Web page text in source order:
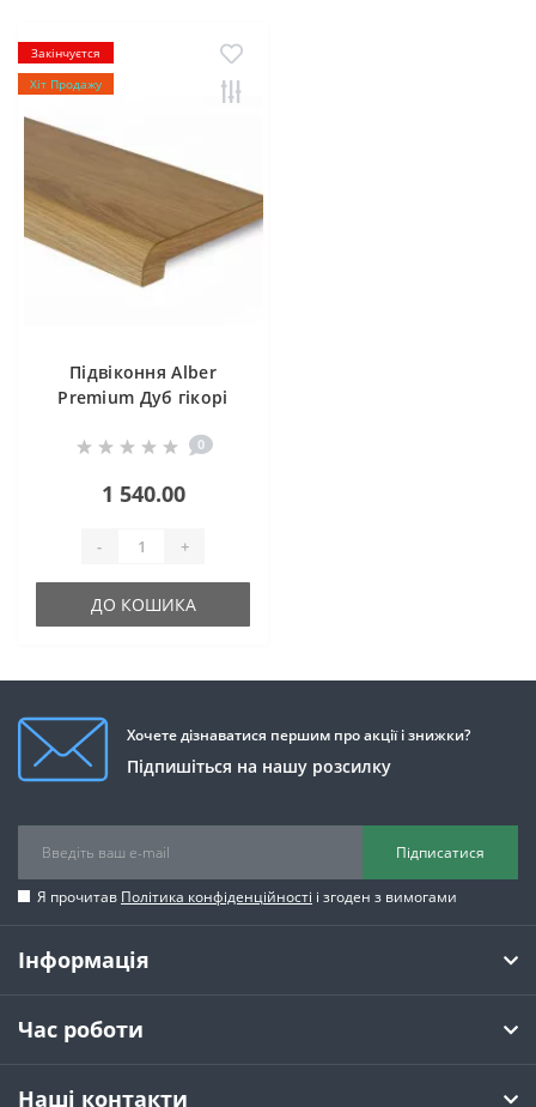
Закінчуєтся
Хіт Продажу
Підвіконня Alber
Premium Дуб гікорі
0
1 540.00
- +
ДО КОШИКА
Хочете дізнаватися першим про акції і знижки?
Підпишіться на нашу розсилку
Підписатися
Я прочитав Політика конфіденційності і згоден з вимогами
Інформація
Час роботи
Наші контакти